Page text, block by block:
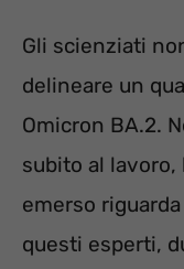
Gli scienziati
delineare un
Omicron BA.2.
subito al lavoro,
emerso
questi esperti,